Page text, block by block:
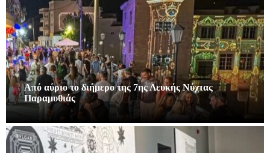
Από αύριο το διήμερο της 7ης Λευκής Νύχτας
Παραμυθιάς